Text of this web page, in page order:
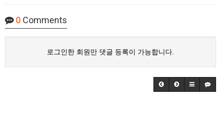
0 Comments
로그인한 회원만 댓글 등록이 가능합니다.